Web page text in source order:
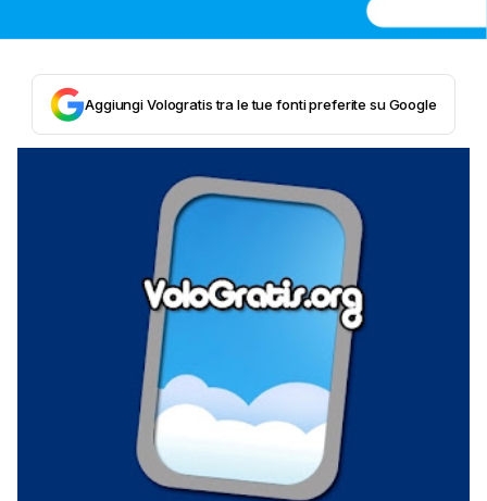
Aggiungi Vologratis tra le tue fonti preferite su Google